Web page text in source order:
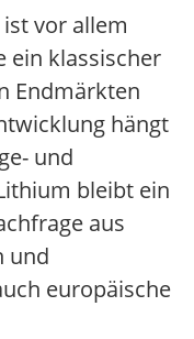
vor allem
ein klassischer
Endmärkten
hängt
und
bleibt ein
aus
und
europäische